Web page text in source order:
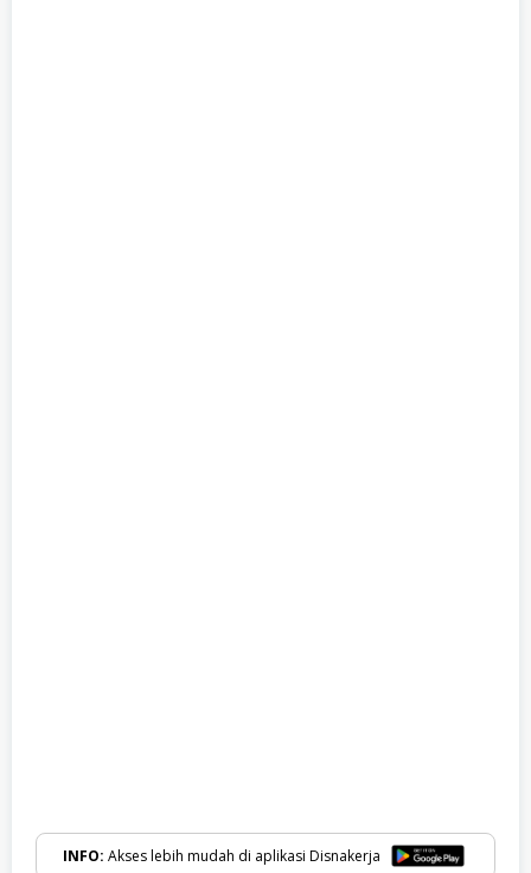
INFO: Akses lebih mudah di aplikasi Disnakerja